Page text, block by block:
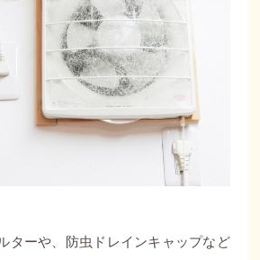
ターや、防虫ドレインキャップなど